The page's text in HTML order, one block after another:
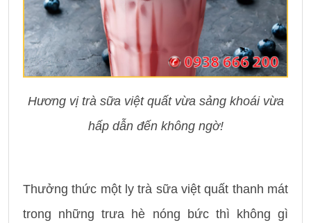
Hương vị trà sữa việt quất vừa sảng khoái vừa
hấp dẫn đến không ngờ!
Thưởng thức một ly trà sữa việt quất thanh mát
trong những trưa hè nóng bức thì không gì